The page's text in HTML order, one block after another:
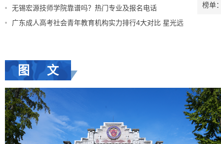
无锡宏源技师学院靠谱吗？热门专业及报名电话
广东成人高考社会青年教育机构实力排行4大对比 星光远
榜单
图 文